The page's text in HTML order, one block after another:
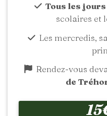
Tous les jours
scolaires et
Les mercredis,
Rendez-vous
de